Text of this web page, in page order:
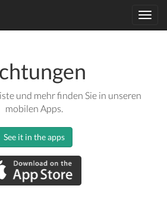
und mehr finden Sie in unseren
mobilen Apps.
See it in the apps